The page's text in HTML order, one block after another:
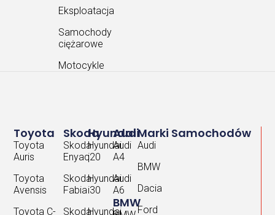
Eksploatacja
Samochody
ciężarowe
Motocykle
Marki Samochodów
Audi
BMW
Dacia
Ford
Audi
Audi
A4
Audi
A6
BMW
Hyundai
Hyundai
i20
Hyundai
i30
Hyundai
Skoda
Skoda
Enyaq
Skoda
Fabia
Skoda
Toyota
Toyota
Auris
Toyota
Avensis
Toyota C-